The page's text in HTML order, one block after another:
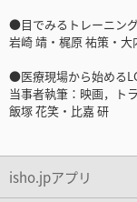
●目でみるトレーニン
岩崎 靖・梶原 祐策・大
●医療現場から始める
当事者執筆：映画，ト
飯塚 花笑・比嘉 研
isho.jpアプリ